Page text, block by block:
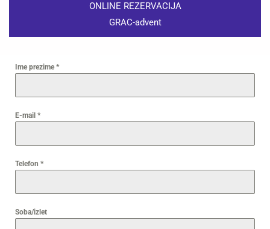
ONLINE REZERVACIJA
GRAC-advent
Ime prezime*
E-mail *
Telefon *
Soba/izlet